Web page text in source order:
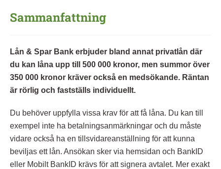
Sammanfattning
Lån & Spar Bank erbjuder bland annat privatlån där
du kan låna upp till 500 000 kronor, men summor över
350 000 kronor kräver också en medsökande. Räntan
är rörlig och fastställs individuellt.
Du behöver uppfylla vissa krav för att få låna. Du kan till
exempel inte ha betalningsanmärkningar och du måste
vidare också ha en tillsvidareanställning för att kunna
beviljas ett lån. Ansökan sker via hemsidan och BankID
eller Mobilt BankID krävs för att signera avtalet. Mer exakt